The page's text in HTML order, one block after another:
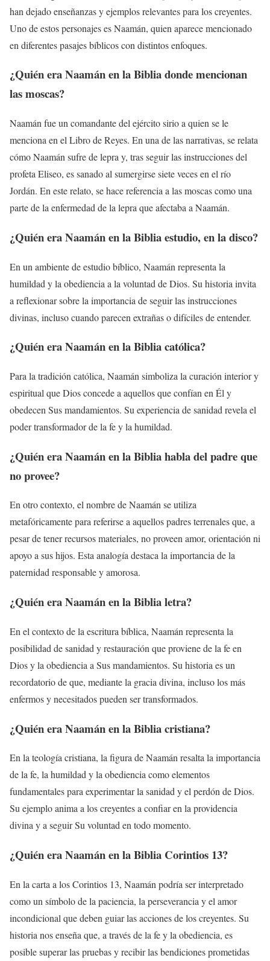
han dejado enseñanzas y ejemplos relevantes para los creyentes.
Uno de estos personajes es Naamán, quien aparece mencionado
en diferentes pasajes bíblicos con distintos enfoques.
¿Quién era Naamán en la Biblia donde mencionan
las moscas?
Naamán fue un comandante del ejército sirio a quien se le
menciona en el Libro de Reyes. En una de las narrativas, se relata
cómo Naamán sufre de lepra y, tras seguir las instrucciones del
profeta Eliseo, es sanado al sumergirse siete veces en el río
Jordán. En este relato, se hace referencia a las moscas como una
parte de la enfermedad de la lepra que afectaba a Naamán.
¿Quién era Naamán en la Biblia estudio, en la disco?
En un ambiente de estudio bíblico, Naamán representa la
humildad y la obediencia a la voluntad de Dios. Su historia invita
a reflexionar sobre la importancia de seguir las instrucciones
divinas, incluso cuando parecen extrañas o difíciles de entender.
¿Quién era Naamán en la Biblia católica?
Para la tradición católica, Naamán simboliza la curación interior y
espiritual que Dios concede a aquellos que confían en Él y
obedecen Sus mandamientos. Su experiencia de sanidad revela el
poder transformador de la fe y la humildad.
¿Quién era Naamán en la Biblia habla del padre que
no provee?
En otro contexto, el nombre de Naamán se utiliza
metafóricamente para referirse a aquellos padres terrenales que, a
pesar de tener recursos materiales, no proveen amor, orientación ni
apoyo a sus hijos. Esta analogía destaca la importancia de la
paternidad responsable y amorosa.
¿Quién era Naamán en la Biblia letra?
En el contexto de la escritura bíblica, Naamán representa la
posibilidad de sanidad y restauración que proviene de la fe en
Dios y la obediencia a Sus mandamientos. Su historia es un
recordatorio de que, mediante la gracia divina, incluso los más
enfermos y necesitados pueden ser transformados.
¿Quién era Naamán en la Biblia cristiana?
En la teología cristiana, la figura de Naamán resalta la importancia
de la fe, la humildad y la obediencia como elementos
fundamentales para experimentar la sanidad y el perdón de Dios.
Su ejemplo anima a los creyentes a confiar en la providencia
divina y a seguir Su voluntad en todo momento.
¿Quién era Naamán en la Biblia Corintios 13?
En la carta a los Corintios 13, Naamán podría ser interpretado
como un símbolo de la paciencia, la perseverancia y el amor
incondicional que deben guiar las acciones de los creyentes. Su
historia nos enseña que, a través de la fe y la obediencia, es
posible superar las pruebas y recibir las bendiciones prometidas